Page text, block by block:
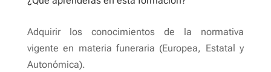
Adquirir los conocimientos de la normativa
vigente en materia funeraria (Europea, Estatal y
Autonómica).